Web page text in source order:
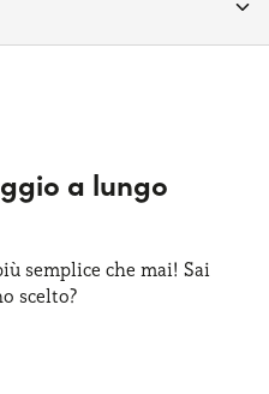
& posteriori
a lungo
semplice che mai! Sai
scelto?